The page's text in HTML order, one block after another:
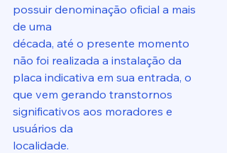
possuir denominação oficial a mais
de uma
década, até o presente momento
não foi realizada a instalação da
placa indicativa em sua entrada, o
que vem gerando transtornos
significativos aos moradores e
usuários da
localidade.